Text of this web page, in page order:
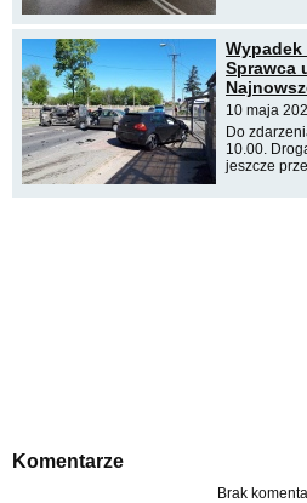
Sprawca
10 maja
Do
10.00.
jeszcze
Komentarze
Brak